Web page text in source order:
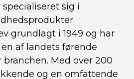
sig i
grundlagt i 1949 og har
af landets førende
Med over 200
og en omfattende